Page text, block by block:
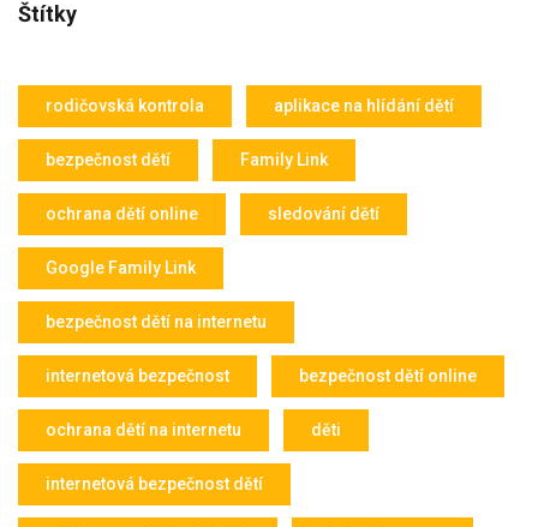
Štítky
rodičovská kontrola aplikace na hlídání dětí
bezpečnost dětí Family Link
ochrana dětí online sledování dětí
Google Family Link
bezpečnost dětí na internetu
internetová bezpečnost bezpečnost dětí online
ochrana dětí na internetu děti
internetová bezpečnost dětí